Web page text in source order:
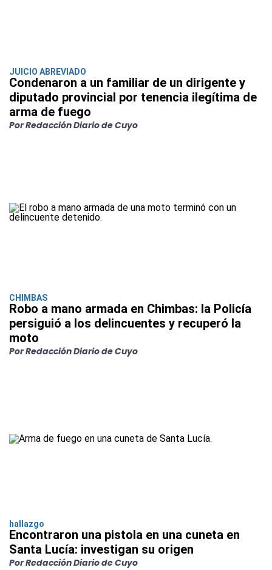
JUICIO ABREVIADO
Condenaron a un familiar de un dirigente y
diputado provincial por tenencia ilegítima de
arma de fuego
Por Redacción Diario de Cuyo
CHIMBAS
Robo a mano armada en Chimbas: la Policía
persiguió a los delincuentes y recuperó la
moto
Por Redacción Diario de Cuyo
hallazgo
Encontraron una pistola en una cuneta en
Santa Lucía: investigan su origen
Por Redacción Diario de Cuyo